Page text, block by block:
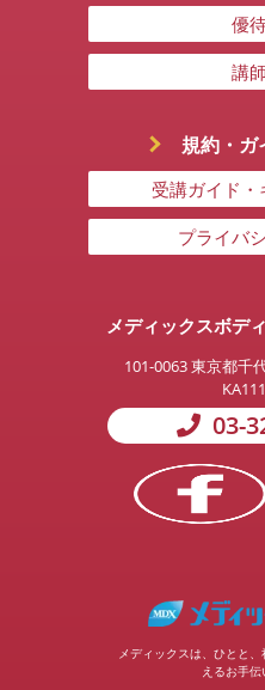
優
講
規約・ガ
受講ガイド
プライバ
メディックスボデ
101-0063東京都千
03-
メディックスは、ひとと
えるお手伝